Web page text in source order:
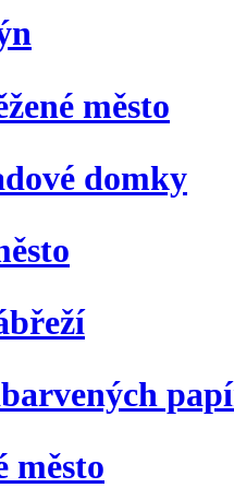
město
domky
město